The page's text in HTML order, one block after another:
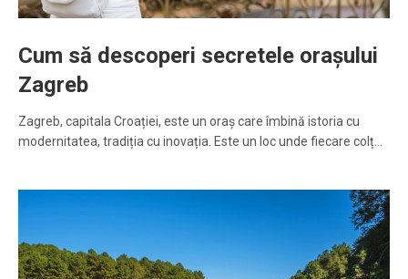
Cum să descoperi secretele orașului
Zagreb
Zagreb, capitala Croației, este un oraș care îmbină istoria cu
modernitatea, tradiția cu inovația. Este un loc unde fiecare colț…